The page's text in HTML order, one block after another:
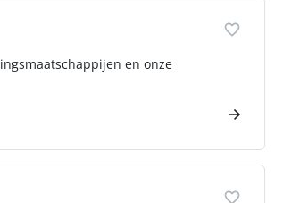
en onze